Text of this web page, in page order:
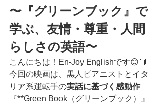
〜『グリーンブック』で
学ぶ、友情・尊重・人間
らしさの英語〜
こんにちは！En-Joy Englishです😊📘
今回の映画は、黒人ピアニストとイタ
リア系運転手の実話に基づく感動作
『**Green Book（グリーンブック）』